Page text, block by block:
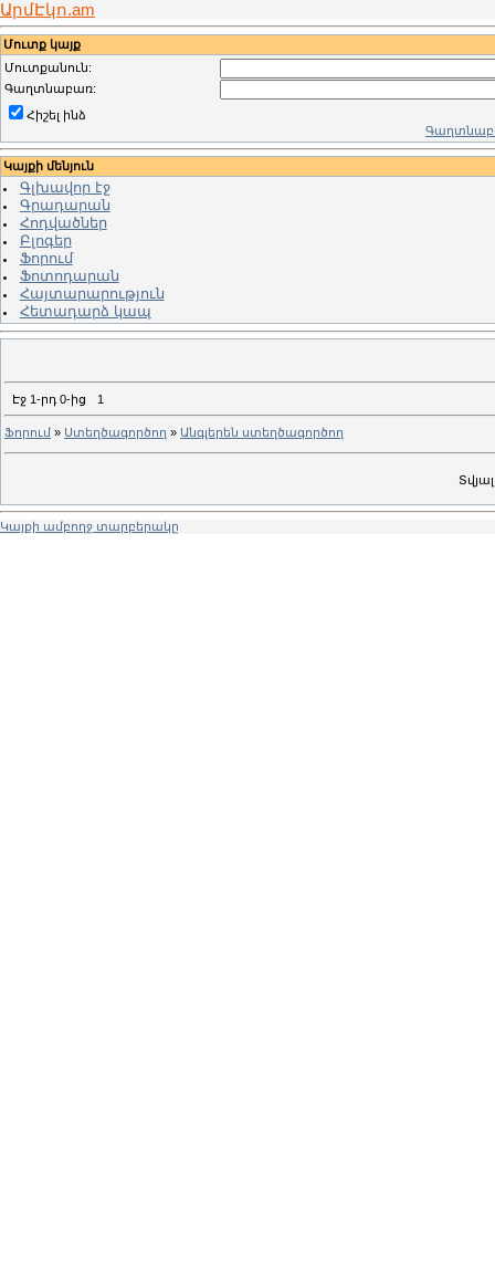
ԱրմԷկո.am
Մուտք կայք
Մուտքանուն:
Գաղտնաբառ:
Հիշել ինձ
Կայքի մենյուն
Գլխավոր էջ
Գրադարան
Հոդվածներ
Բլոգեր
Ֆորում
Ֆոտոդարան
Հայտարարություն
Հետադարձ կապ
Էջ 1-րդ 0-ից 1
Ֆորում » Ստեղծագործող » Անգլերեն ստեղծագործող
Կայքի ամբողջ տարբերակը